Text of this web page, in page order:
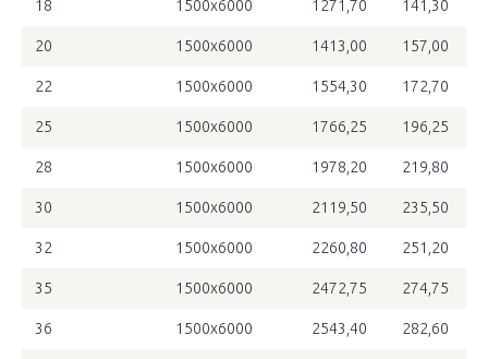
18 1500х6000 1271,70 141,30
20 1500х6000 1413,00 157,00
22 1500х6000 1554,30 172,70
25 1500х6000 1766,25 196,25
28 1500х6000 1978,20 219,80
30 1500х6000 2119,50 235,50
32 1500х6000 2260,80 251,20
35 1500х6000 2472,75 274,75
36 1500х6000 2543,40 282,60